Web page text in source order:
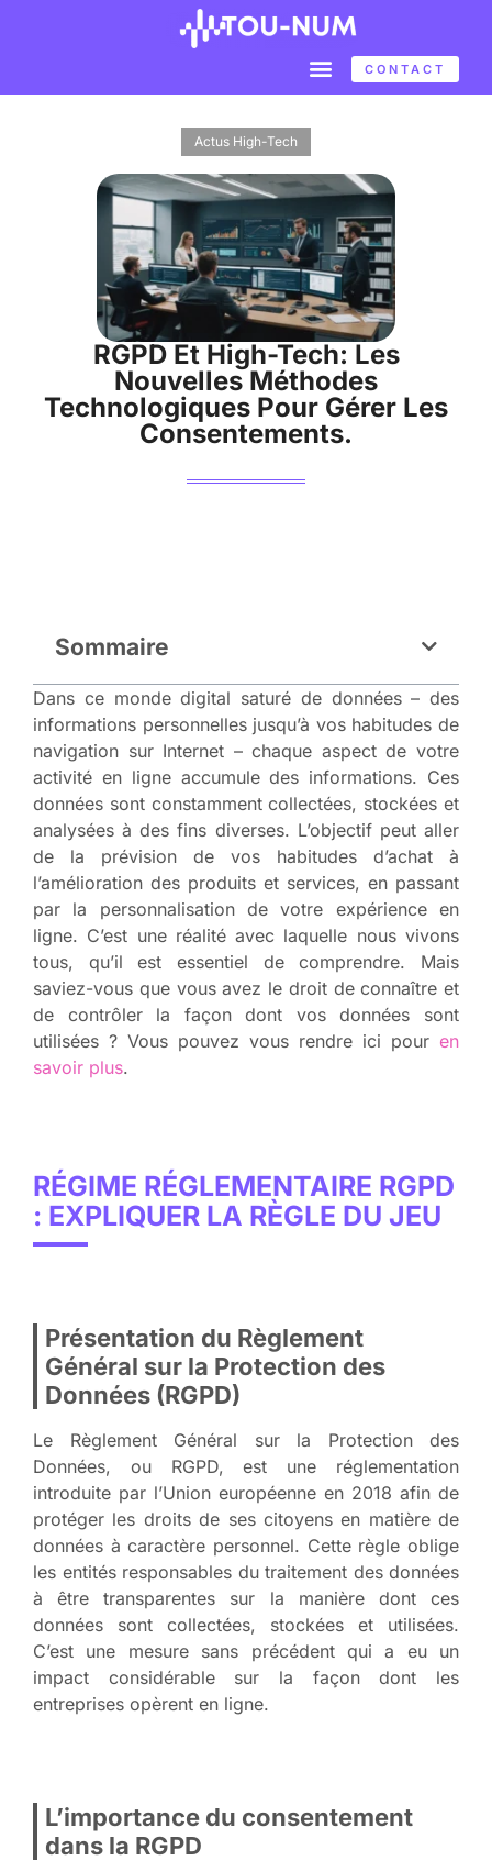
CONTACT
Actus High-Tech
RGPD Et High-Tech: Les
Nouvelles Méthodes
Technologiques Pour Gérer Les
Consentements.
Sommaire
Dans ce monde digital saturé de données – des
informations personnelles jusqu’à vos habitudes de
navigation sur Internet – chaque aspect de votre
activité en ligne accumule des informations. Ces
données sont constamment collectées, stockées et
analysées à des fins diverses. L’objectif peut aller
de la prévision de vos habitudes d’achat à
l’amélioration des produits et services, en passant
par la personnalisation de votre expérience en
ligne. C’est une réalité avec laquelle nous vivons
tous, qu’il est essentiel de comprendre. Mais
saviez-vous que vous avez le droit de connaître et
de contrôler la façon dont vos données sont
utilisées ? Vous pouvez vous rendre ici pour en
savoir plus.
RÉGIME RÉGLEMENTAIRE RGPD
: EXPLIQUER LA RÈGLE DU JEU
Présentation du Règlement
Général sur la Protection des
Données (RGPD)
Le Règlement Général sur la Protection des
Données, ou RGPD, est une réglementation
introduite par l’Union européenne en 2018 afin de
protéger les droits de ses citoyens en matière de
données à caractère personnel. Cette règle oblige
les entités responsables du traitement des données
à être transparentes sur la manière dont ces
données sont collectées, stockées et utilisées.
C’est une mesure sans précédent qui a eu un
impact considérable sur la façon dont les
entreprises opèrent en ligne.
L’importance du consentement
dans la RGPD